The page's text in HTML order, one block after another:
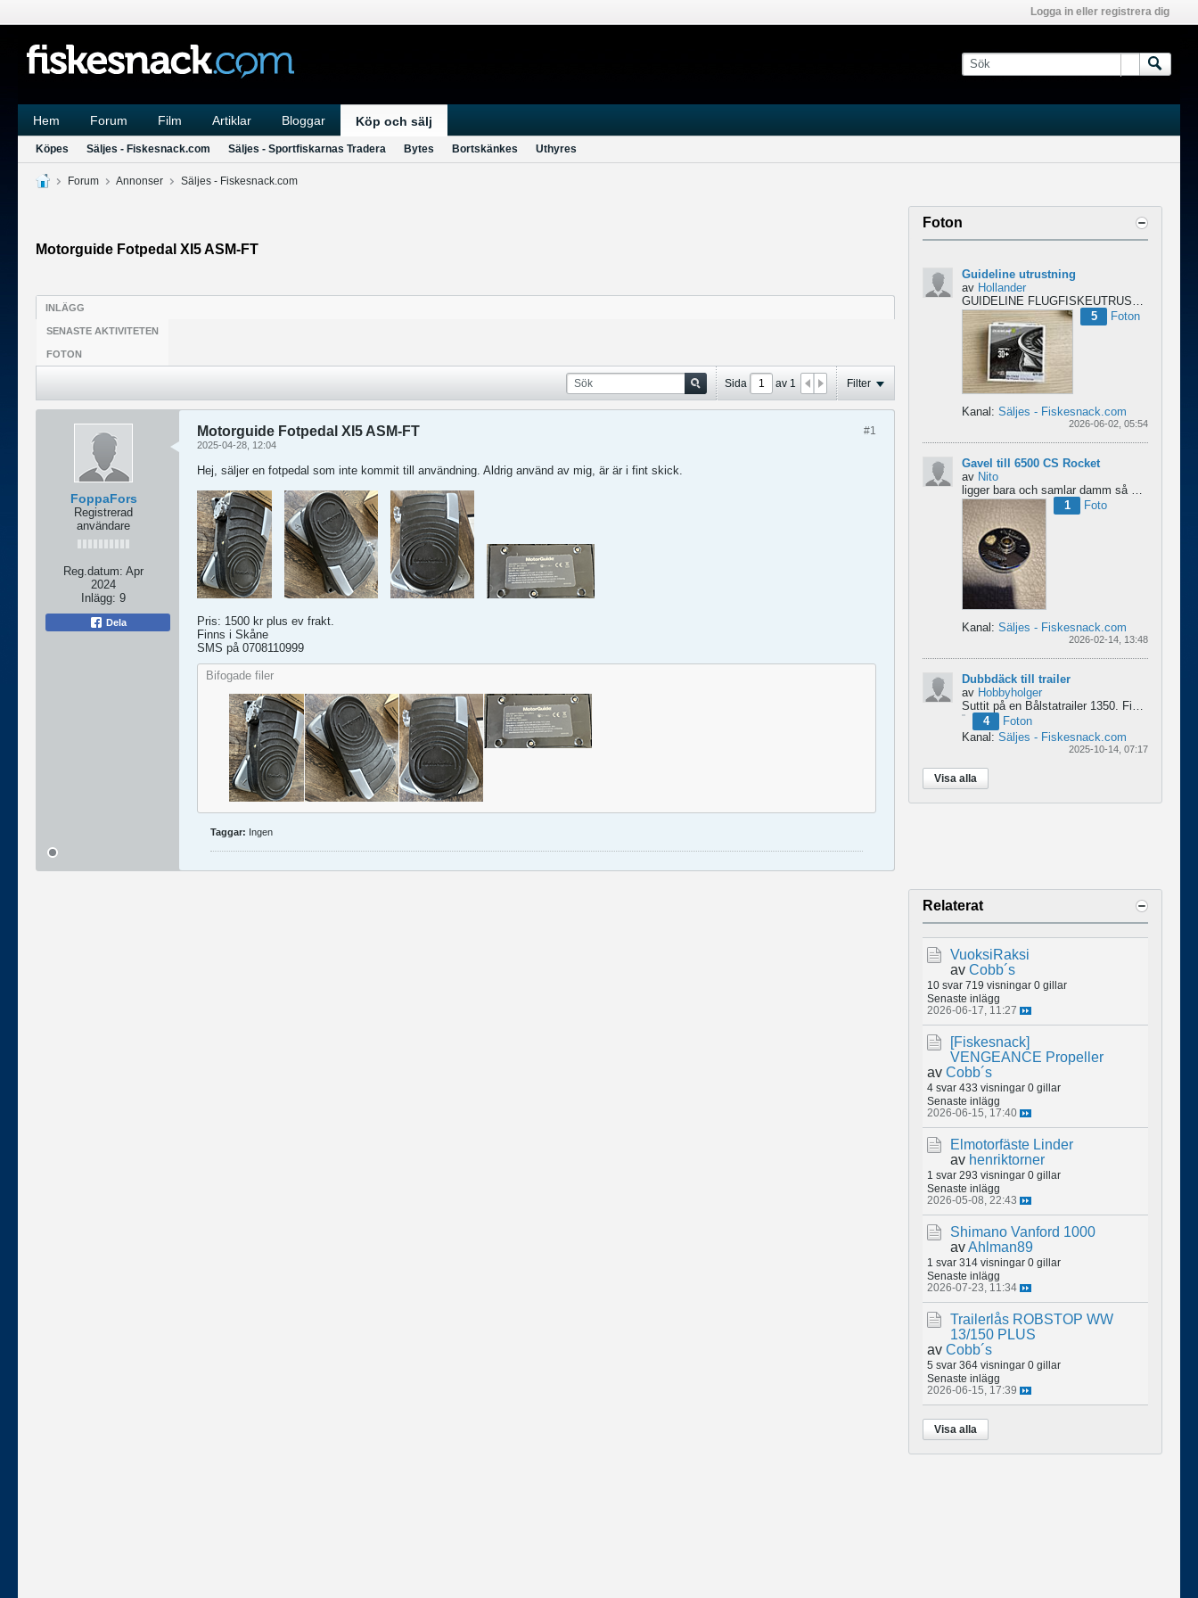
Logga in eller registrera dig
Hem Forum Film Artiklar Bloggar Köp och sälj
Köpes Säljes - Fiskesnack.com Säljes - Sportfiskarnas Tradera Bytes Bortskänkes Uthyres
Forum Annonser Säljes - Fiskesnack.com
Motorguide Fotpedal XI5 ASM-FT
INLÄGG
SENASTE AKTIVITETEN
FOTON
Sida av 1 Filter
FoppaFors
Registrerad
användare
Reg.datum: Apr
2024
Inlägg: 9
Dela
#1
Motorguide Fotpedal XI5 ASM-FT
2025-04-28, 12:04
Hej, säljer en fotpedal som inte kommit till användning. Aldrig använd av mig, är är i fint skick.
Pris: 1500 kr plus ev frakt.
Finns i Skåne
SMS på 0708110999
Bifogade filer
Taggar: Ingen
Foton
Guideline utrustning
av Hollander
GUIDELINE FLUGFISKEUTRUSTNING – NYTT & OÖPPNAT
5
Foton
Kanal: Säljes - Fiskesnack.com
2026-06-02, 05:54
Gavel till 6500 CS Rocket
av Nito
1
Foto
Kanal: Säljes - Fiskesnack.com
2026-02-14, 13:48
Dubbdäck till trailer
av Hobbyholger
Suttit på en Bålstatrailer 1350. Finns i Spånga men kan transporteras mot Linköping. 500kr
4
Foton
Kanal: Säljes - Fiskesnack.com
2025-10-14, 07:17
Visa alla
Relaterat
VuoksiRaksi
av Cobb´s
10 svar 719 visningar 0 gillar
Senaste inlägg
2026-06-17, 11:27
[Fiskesnack]
VENGEANCE Propeller
av Cobb´s
4 svar 433 visningar 0 gillar
Senaste inlägg
2026-06-15, 17:40
Elmotorfäste Linder
av henriktorner
1 svar 293 visningar 0 gillar
Senaste inlägg
2026-05-08, 22:43
Shimano Vanford 1000
avAhlman89
1 svar 314 visningar 0 gillar
Senaste inlägg
2026-07-23, 11:34
Trailerlås ROBSTOP WW
13/150 PLUS
av Cobb´s
5 svar 364 visningar 0 gillar
Senaste inlägg
2026-06-15, 17:39
Visa alla